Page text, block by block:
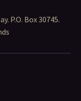
P.O. Box 30745.